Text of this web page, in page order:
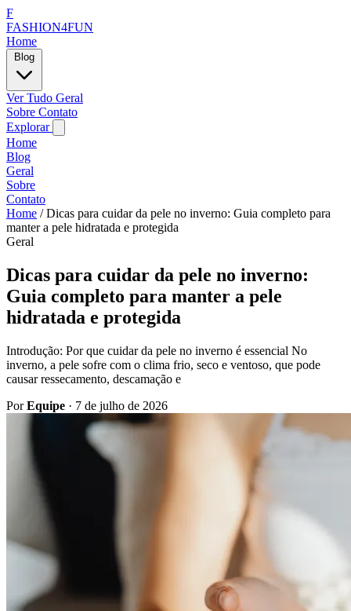
F
FASHION4FUN
Home
Ver Tudo Geral
Sobre Contato
Explorar
Home
Blog
Geral
Sobre
Contato
Home / Dicas para cuidar da pele no inverno: Guia completo para
manter a pele hidratada e protegida
Geral
Dicas para cuidar da pele no inverno:
Guia completo para manter a pele
hidratada e protegida
Introdução: Por que cuidar da pele no inverno é essencial No
inverno, a pele sofre com o clima frio, seco e ventoso, que pode
causar ressecamento, descamação e
PorEquipe · 7 de julho de 2026